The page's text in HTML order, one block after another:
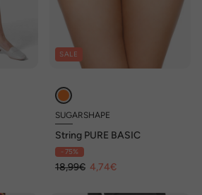
SALE
SUGARSHAPE
String PURE BASIC
- 75%
18,99€ 4,74€